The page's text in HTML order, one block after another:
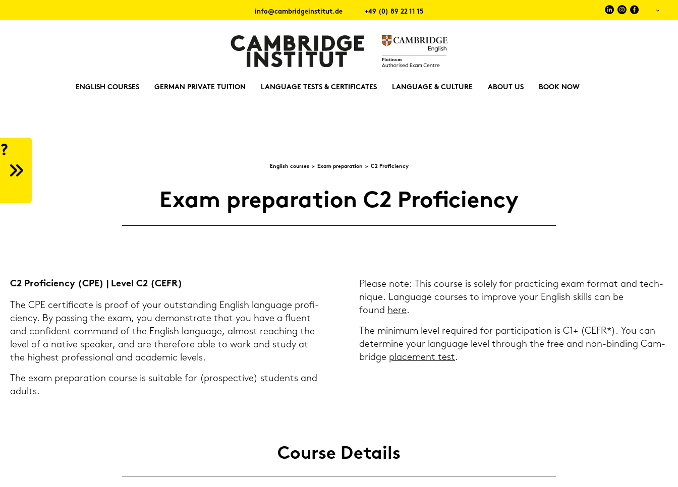
info@cambridgeinstitut.de +49 (0) 89 22 11 15
ENGLISH COURSES GERMAN PRIVATE TUITION LANGUAGE TESTS & CERTIFICATES LANGUAGE & CULTURE ABOUT US BOOK NOW
Eng­lish cour­ses Exam pre­pa­ra­ti­on C2 Pro­fi­ci­en­cy
Exam pre­pa­ra­ti­on C2 Pro­fi­ci­en­cy
C2 Pro­fi­ci­en­cy (CPE) | Level C2 (CEFR)
The CPE cer­ti­fi­ca­te is proof of your out­stan­ding Eng­lish lan­guage pro­fi­
ci­en­cy. By pas­sing the exam, you de­mons­tra­te that you have a fluent
and con­fi­dent com­mand of the Eng­lish lan­guage, al­most rea­ching the
level of a na­ti­ve spe­a­ker, and are the­re­fo­re able to work and study at
the hig­hest pro­fes­sio­nal and aca­de­mic le­vels.
The exam pre­pa­ra­ti­on cour­se is sui­ta­ble for (pro­spec­ti­ve) stu­dents and
adults.
Plea­se note: This cour­se is so­le­ly for prac­ti­cing exam for­mat and tech­
ni­que. Lan­guage cour­ses to im­pro­ve your Eng­lish skills can be
found here.
The mi­ni­mum level re­qui­red for par­ti­ci­pa­ti­on is C1+ (CEFR*). You can
de­ter­mi­ne your lan­guage level through the free and non-​binding Cam­
bridge pla­ce­ment test.
Cour­se De­tails